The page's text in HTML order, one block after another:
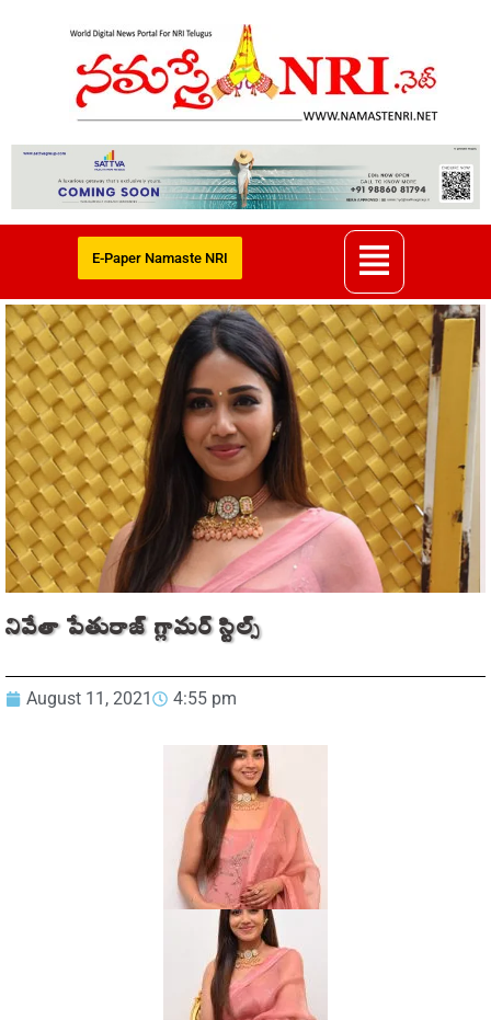
E-Paper Namaste NRI
నివేతా పేతురాజ్ గ్లామర్‌ స్టిల్స్
August 11, 2021 4:55 pm